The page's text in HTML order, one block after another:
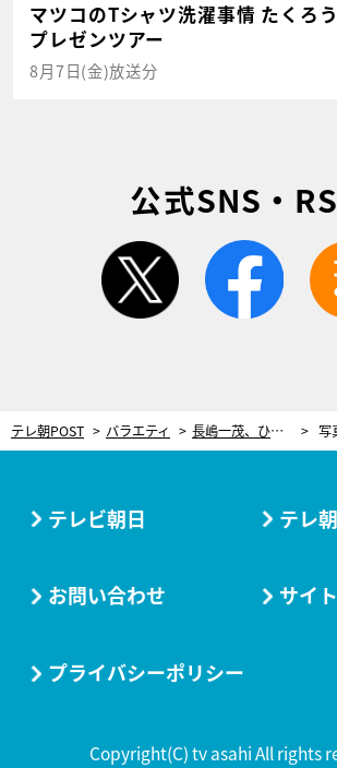
マツコのTシャツ洗濯事情 たくろ
プレゼンツアー
8月7日(金)放送分
公式SNS・
twitter
テレ朝POST バラエティ 長嶋一茂、ひねくれた性格が露呈！予想外な行動に共演者から「天邪鬼」と指摘されピリピリムード 写
テレビ朝日 テレ
お問い合わせ サイ
プライバシーポリシー
Copyright(C) tv asahi All rights